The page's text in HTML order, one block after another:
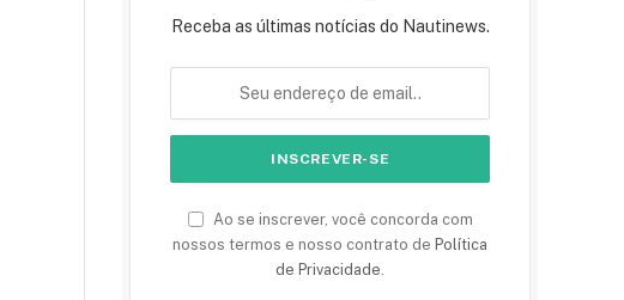
Receba as últimas notícias do Nautinews.
Ao se inscrever, você concorda com
nossos termos e nosso contrato de Política
de Privacidade